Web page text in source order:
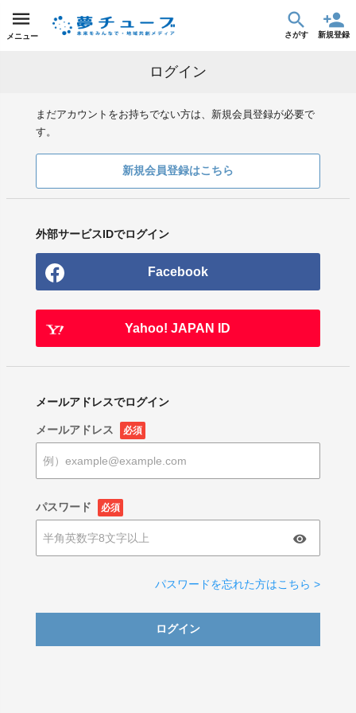
メニュー さがす 新規登録
ログイン
まだアカウントをお持ちでない方は、新規会員登録が必要で
す。
新規会員登録はこちら
外部サービスIDでログイン
Facebook
Yahoo! JAPAN ID
メールアドレスでログイン
メールアドレス 必須
パスワード 必須
パスワードを忘れた方はこちら >
ログイン